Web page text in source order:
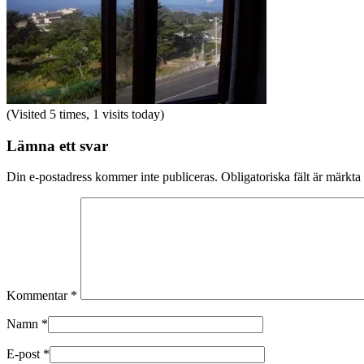
(Visited 5 times, 1 visits today)
Lämna ett svar
Din e-postadress kommer inte publiceras. Obligatoriska fält är märkta
Kommentar *
Namn *
E-post *